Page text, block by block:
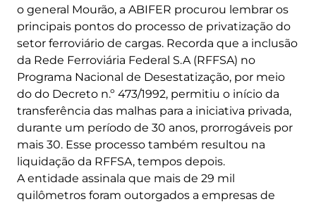
o general Mourão, a ABIFER procurou lembrar os
principais pontos do processo de privatização do
setor ferroviário de cargas. Recorda que a inclusão
da Rede Ferroviária Federal S.A (RFFSA) no
Programa Nacional de Desestatização, por meio
do do Decreto n.º 473/1992, permitiu o início da
transferência das malhas para a iniciativa privada,
durante um período de 30 anos, prorrogáveis por
mais 30. Esse processo também resultou na
liquidação da RFFSA, tempos depois.
A entidade assinala que mais de 29 mil
quilômetros foram outorgados a empresas de